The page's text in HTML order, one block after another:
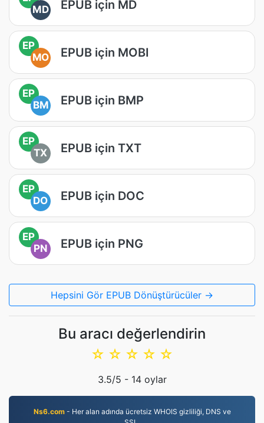
MD
EPUB için MD
EP
MO
EPUB için MOBI
EP
BM
EPUB için BMP
EP
TX
EPUB için TXT
EP
DO
EPUB için DOC
EP
PN
EPUB için PNG
Hepsini Gör EPUB Dönüştürücüler →
Bu aracı değerlendirin
☆
☆
☆
☆
☆
3.5/5 - 14oylar
Ns6.com- Her alan adında ücretsiz WHOIS gizliliği, DNS ve